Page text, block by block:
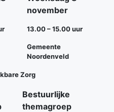
november
13.00 – 15.00 uur
Gemeente
Noordenveld
Zorg
Bestuurlijke
themagroep